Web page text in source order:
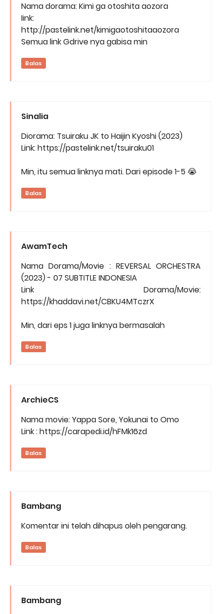
Nama dorama: Kimi ga otoshita aozora
Iink:
http://pastelink.net/kimigaotoshitaaozora
Semua link Gdrive nya gabisa min
Balas
Sinalia
Diorama: Tsuiraku JK to Haijin Kyoshi (2023)
Link: https://pastelink.net/tsuiraku01
Min, itu semua linknya mati. Dari episode 1-5 😭
Balas
AwamTech
Nama Dorama/Movie : REVERSAL ORCHESTRA
(2023) - 07 SUBTITLE INDONESIA
Link Dorama/Movie:
https://khaddavi.net/CBKU4MTczrX
Min, dari eps 1 juga linknya bermasalah
Balas
ArchieCS
Nama movie: Yappa Sore, Yokunai to Omo
Link : https://carapedi.id/hFMk16zd
Balas
Bambang
Komentar ini telah dihapus oleh pengarang.
Balas
Bambang